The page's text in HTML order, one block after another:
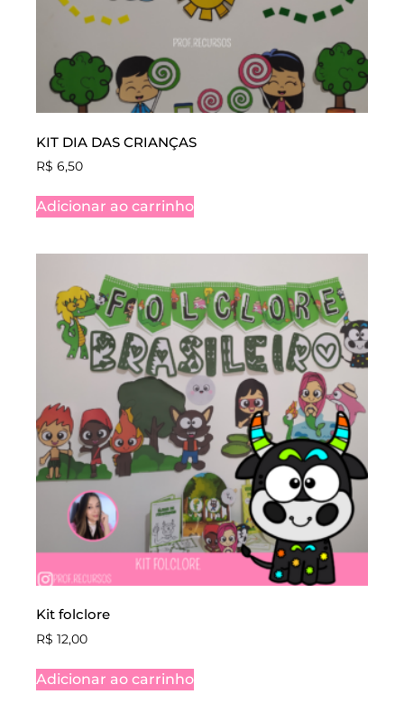
KIT DIA DAS CRIANÇAS
R$ 6,50
Adicionar ao carrinho
Kit folclore
R$ 12,00
Adicionar ao carrinho